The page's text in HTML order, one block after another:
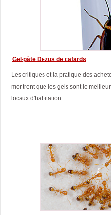
Gel-pâte Dezus de cafards
Les critiques et la pratique des
montrent que les gels sont le
locaux d'habitation ...